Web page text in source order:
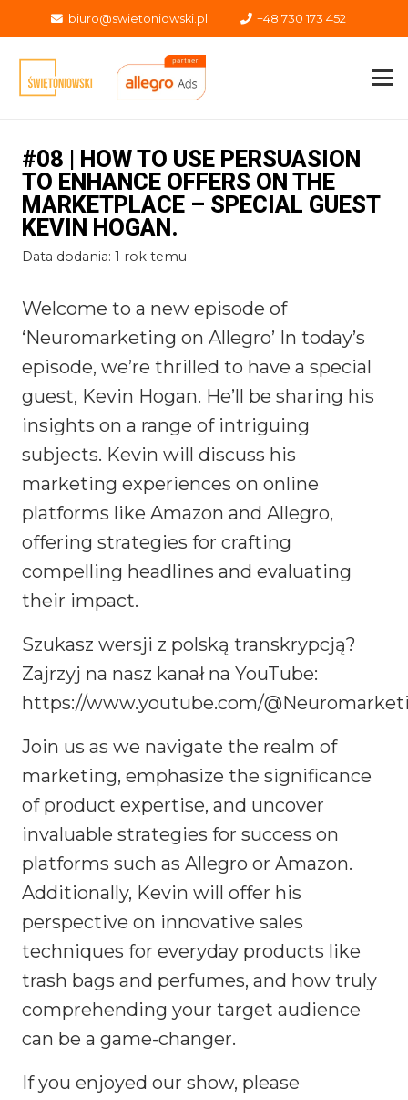
biuro@swietoniowski.pl +48 730 173 452
#08 | HOW TO USE PERSUASION
TO ENHANCE OFFERS ON THE
MARKETPLACE – SPECIAL GUEST
KEVIN HOGAN.
Data dodania: 1 rok temu
Welcome to a new episode of
‘Neuromarketing on Allegro’ In today’s
episode, we’re thrilled to have a special
guest, Kevin Hogan. He’ll be sharing his
insights on a range of intriguing
subjects. Kevin will discuss his
marketing experiences on online
platforms like Amazon and Allegro,
offering strategies for crafting
compelling headlines and evaluating
their impact.
Szukasz wersji z polską transkrypcją?
Zajrzyj na nasz kanał na YouTube:
https://www.youtube.com/
Join us as we navigate the realm of
marketing, emphasize the significance
of product expertise, and uncover
invaluable strategies for success on
platforms such as Allegro or Amazon.
Additionally, Kevin will offer his
perspective on innovative sales
techniques for everyday products like
trash bags and perfumes, and how truly
comprehending your target audience
can be a game-changer.
If you enjoyed our show, please